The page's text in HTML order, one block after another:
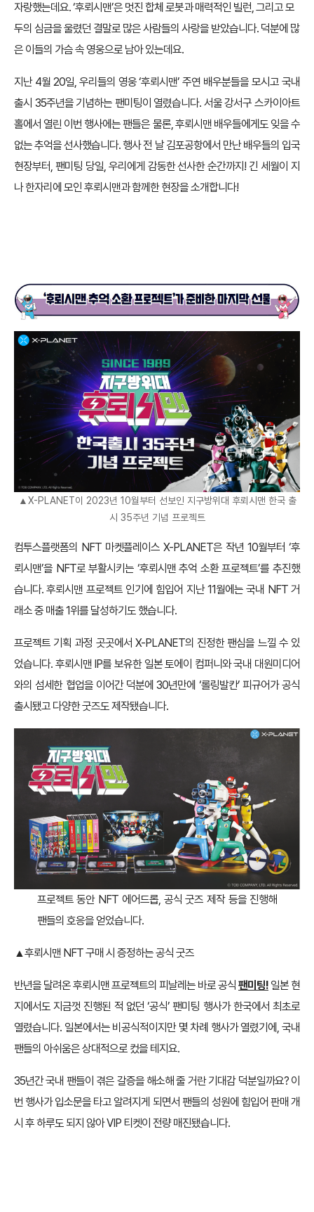
자랑했는데요. ‘후뢰시맨’은 멋진 합체 로봇과 매력적인 빌런, 그리고 모
두의 심금을 울렸던 결말로 많은 사람들의 사랑을 받았습니다. 덕분에 많
은 이들의 가슴 속 영웅으로 남아 있는데요.
지난 4월 20일, 우리들의 영웅 ‘후뢰시맨’ 주연 배우분들을 모시고 국내
출시 35주년을 기념하는 팬미팅이 열렸습니다. 서울 강서구 스카이아트
홀에서 열린 이번 행사에는 팬들은 물론, 후뢰시맨 배우들에게도 잊을 수
없는 추억을 선사했습니다. 행사 전 날 김포공항에서 만난 배우들의 입국
현장부터, 팬미팅 당일, 우리에게 감동한 선사한 순간까지! 긴 세월이 지
나 한자리에 모인 후뢰시맨과 함께한 현장을 소개합니다!
▲X-PLANET이 2023년 10월부터 선보인 지구방위대 후뢰시맨 한국 출
시 35주년 기념 프로젝트
컴투스플랫폼의 NFT 마켓플레이스 X-PLANET은 작년 10월부터 ‘후
뢰시맨’을 NFT로 부활시키는 ‘후뢰시맨 추억 소환 프로젝트’를 추진했
습니다. 후뢰시맨 프로젝트 인기에 힘입어 지난 11월에는 국내 NFT 거
래소 중 매출 1위를 달성하기도 했습니다.
프로젝트 기획 과정 곳곳에서 X-PLANET의 진정한 팬심을 느낄 수 있
었습니다. 후뢰시맨 IP를 보유한 일본 토에이 컴퍼니와 국내 대원미디어
와의 섬세한 협업을 이어간 덕분에 30년만에 ‘롤링발칸’ 피규어가 공식
출시됐고 다양한 굿즈도 제작됐습니다.
프로젝트 동안 NFT 에어드롭, 공식 굿즈 제작 등을 진행해
팬들의 호응을 얻었습니다.
▲후뢰시맨 NFT 구매 시 증정하는 공식 굿즈
반년을 달려온 후뢰시맨 프로젝트의 피날레는 바로 공식 팬미팅! 일본 현
지에서도 지금껏 진행된 적 없던 ‘공식’ 팬미팅 행사가 한국에서 최초로
열렸습니다. 일본에서는 비공식적이지만 몇 차례 행사가 열렸기에, 국내
팬들의 아쉬움은 상대적으로 컸을 테지요.
35년간 국내 팬들이 겪은 갈증을 해소해 줄 거란 기대감 덕분일까요? 이
번 행사가 입소문을 타고 알려지게 되면서 팬들의 성원에 힘입어 판매 개
시 후 하루도 되지 않아 VIP 티켓이 전량 매진됐습니다.